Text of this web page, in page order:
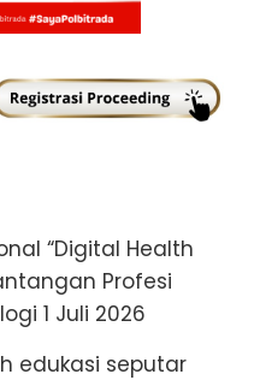
“Digital Health
Profesi
1 Juli 2026
edukasi seputar